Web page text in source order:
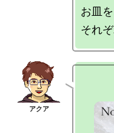
お皿